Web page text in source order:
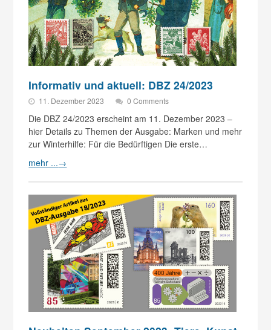
Informativ und aktuell: DBZ 24/2023
11. Dezember 2023 0 Comments
Die DBZ 24/2023 erscheint am 11. Dezember 2023 –
hier Details zu Themen der Ausgabe: Marken und mehr
zur Winterhilfe: Für die Bedürftigen Die erste…
mehr ...→